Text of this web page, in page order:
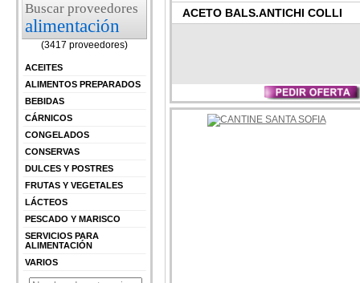
Buscar proveedores
alimentación
(3417 proveedores)
ACEITES
ALIMENTOS PREPARADOS
BEBIDAS
CÁRNICOS
CONGELADOS
CONSERVAS
DULCES Y POSTRES
FRUTAS Y VEGETALES
LÁCTEOS
PESCADO Y MARISCO
SERVICIOS PARA
ALIMENTACIÓN
VARIOS
ACETO BALS.ANTICHI COLLI